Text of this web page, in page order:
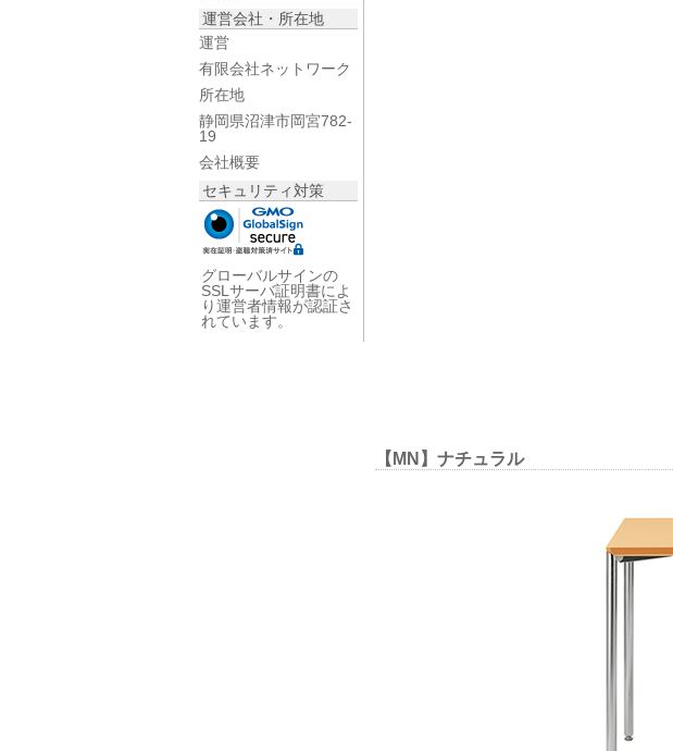
運営会社・所在地
運営
有限会社ネットワーク
所在地
静岡県沼津市岡宮782-
19
会社概要
セキュリティ対策
グローバルサインの
SSLサーバ証明書によ
り運営者情報が認証さ
れています。
【MN】ナチュラル